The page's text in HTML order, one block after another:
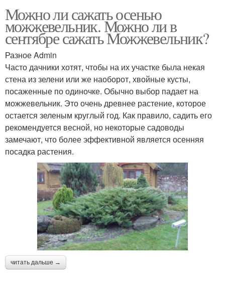
Можно ли сажать осенью
можжевельник. Можно ли в
сентябре сажать Можжевельник?
Разное Admin
Часто дачники хотят, чтобы на их участке была некая
стена из зелени или же наоборот, хвойные кусты,
посаженные по одиночке. Обычно выбор падает на
можжевельник. Это очень древнее растение, которое
остается зеленым круглый год. Как правило, садить его
рекомендуется весной, но некоторые садоводы
замечают, что более эффективной является осенняя
посадка растения.
читать дальше →